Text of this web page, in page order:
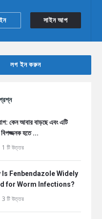
সাইন আপ
লগ ইন করুন
কেন আবার বাড়ছে এবং এটি
হতে ...
1 টি উত্তর
Is Fenbendazole Widely
for Worm Infections?
3 টি উত্তর